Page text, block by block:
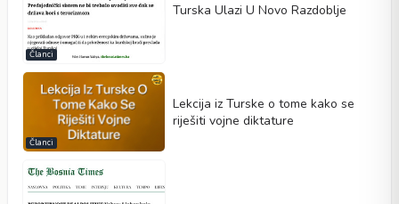
Članci
Turska Ulazi U Novo Razdoblje
Članci
Lekcija iz Turske o tome kako se
riješiti vojne diktature